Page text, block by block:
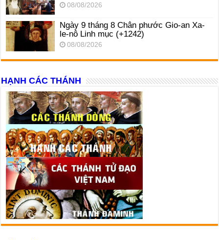
08/08/2026
Ngày 9 tháng 8 Chân phước Gio-an Xa-
le-nô Linh mục (+1242)
08/08/2026
HẠNH CÁC THÁNH